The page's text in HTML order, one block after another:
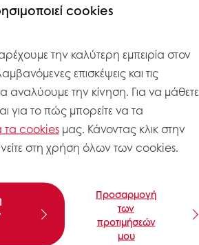
cookies
την καλύτερη εμπειρία στον
επισκέψεις και τις
αναλύουμε την κίνηση. Για να μάθετε
για το πώς μπορείτε να τα
τα cookiesμας. Κάνοντας κλικ στην
στη χρήση όλων των cookies.
Προσαρμογή
των
προτιμήσεών
μου